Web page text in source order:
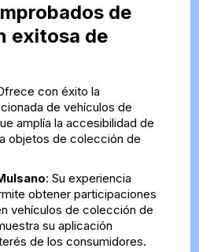
de
exitosa de
con éxito la
de vehículos de
amplía la accesibilidad de
objetos de colección de
: Su experiencia
obtener participaciones
vehículos de colección de
su aplicación
de los consumidores.